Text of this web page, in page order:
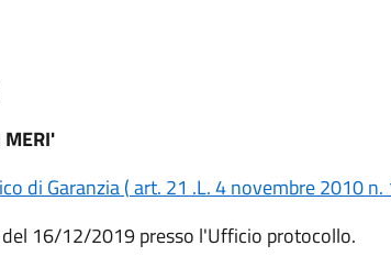
MERI'
di Garanzia ( art. 21 .L. 4 novembre 2010 n.
16/12/2019 presso l'Ufficio protocollo.